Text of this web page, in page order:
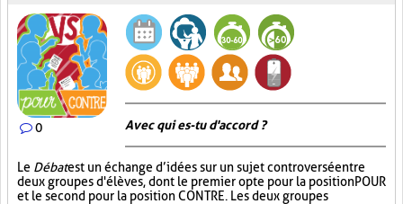
0 Avec qui es-tu d'accord ?
Le Débatest un échange d’idées sur un sujet controversé entre
deux groupes d'élèves, dont le premier opte pour la position POUR
et le second pour la position CONTRE. Les deux groupes